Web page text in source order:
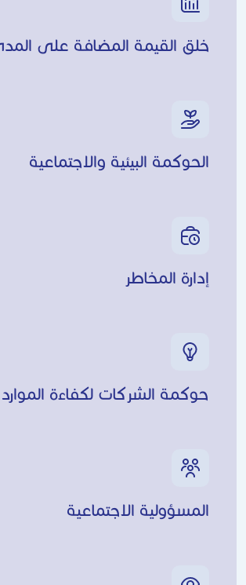
خلق القيمة المضافة على
الحوكمة البيئية والاجتماعية
إدارة المخاطر
حوكمة الشركات لكفاءة الموارد
المسؤولية الاجتماعية